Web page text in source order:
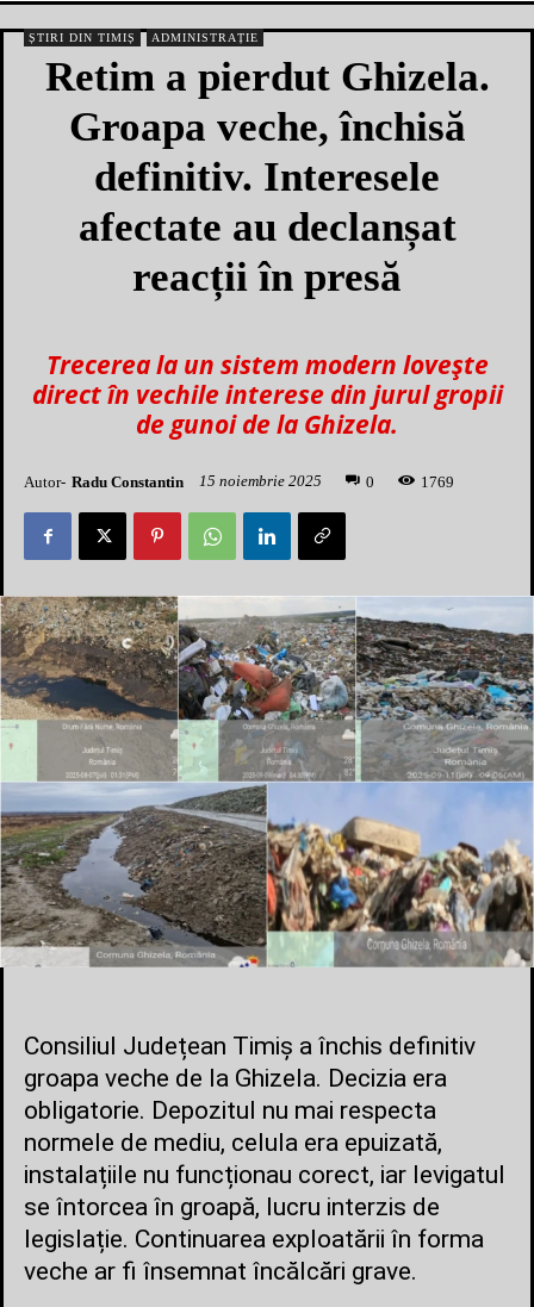
ȘTIRI DIN TIMIȘ ADMINISTRAȚIE
Retim a pierdut Ghizela.
Groapa veche, închisă
definitiv. Interesele
afectate au declanșat
reacții în presă
Trecerea la un sistem modern lovește
direct în vechile interese din jurul gropii
de gunoi de la Ghizela.
Autor- Radu Constantin 15 noiembrie 2025 0 1 769
Consiliul Județean Timiș a închis definitiv
groapa veche de la Ghizela. Decizia era
obligatorie. Depozitul nu mai respecta
normele de mediu, celula era epuizată,
instalațiile nu funcționau corect, iar levigatul
se întorcea în groapă, lucru interzis de
legislație. Continuarea exploatării în forma
veche ar fi însemnat încălcări grave.